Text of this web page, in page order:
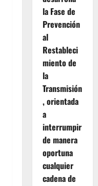
la Fase de
Prevención
al
Restableci
miento de
la
Transmisión
, orientada
a
interrumpir
de manera
oportuna
cualquier
cadena de